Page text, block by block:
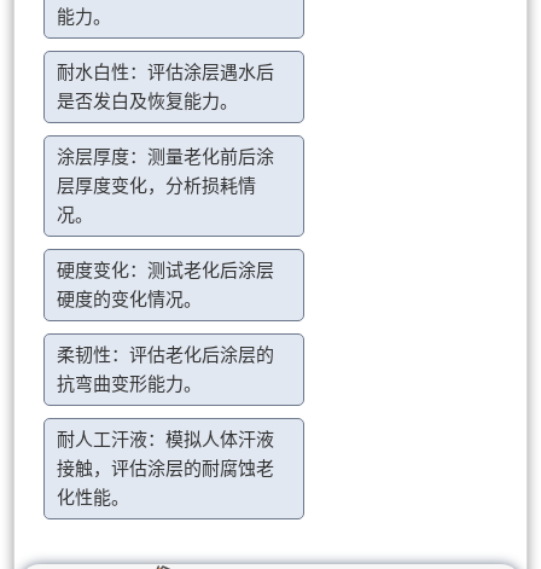
能力。
耐水白性：评估涂层遇水后
是否发白及恢复能力。
涂层厚度：测量老化前后涂
层厚度变化，分析损耗情
况。
硬度变化：测试老化后涂层
硬度的变化情况。
柔韧性：评估老化后涂层的
抗弯曲变形能力。
耐人工汗液：模拟人体汗液
接触，评估涂层的耐腐蚀老
化性能。